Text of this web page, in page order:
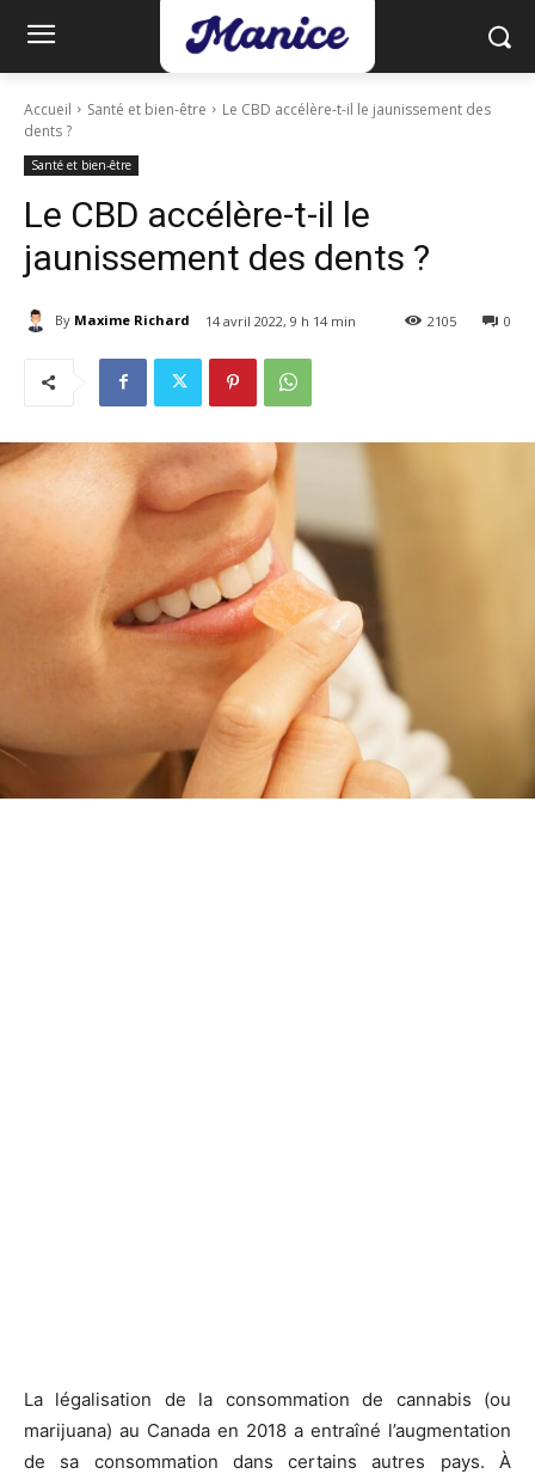
Accueil Santé et bien-être
Le CBD accélère-t-il le jaunissement des
dents ?
Santé et bien-être
Le CBD accélère-t-il le
jaunissement des dents ?
By Maxime Richard 14 avril 2022, 9 h 14 min 0
2105
La légalisation de la consommation de cannabis (ou
marijuana) au Canada en 2018 a entraîné l’augmentation
de sa consommation dans certains autres pays. À